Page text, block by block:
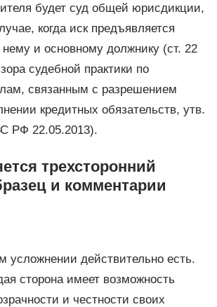
будет суд общей юрисдикции,
когда иск предъявляется
и основному должнику (ст. 22
судебной практики по
связанным с разрешением
кредитных обязательств, утв.
РФ 22.05.2013).
трехсторонний
и комментарии
усложнении действительно есть.
сторона имеет возможность
и честности своих